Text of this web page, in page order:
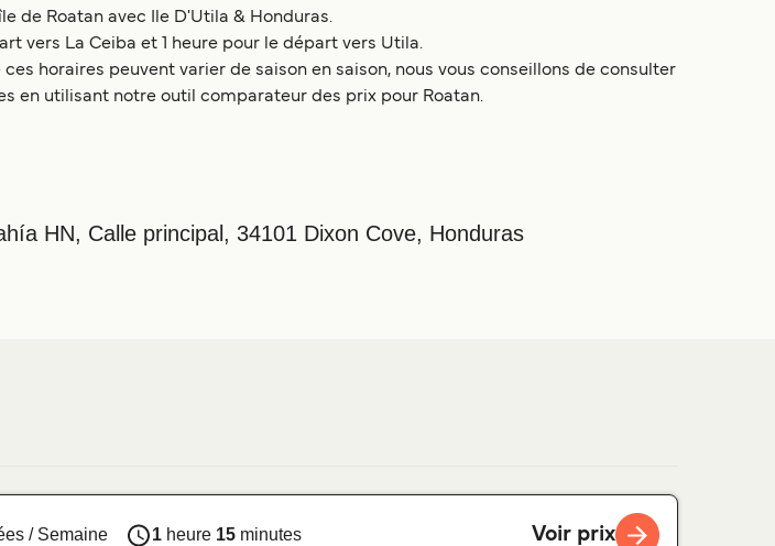
de Roatan avec Ile D'Utila & Honduras.
vers La Ceiba et 1 heure pour le départ vers Utila.
horaires peuvent varier de saison en saison, nous vous conseillons de consulter
en utilisant notre outil comparateur des prix pour Roatan.
HN, Calle principal, 34101 Dixon Cove, Honduras
/ Semaine 1 heure 15 minutes Voir prix